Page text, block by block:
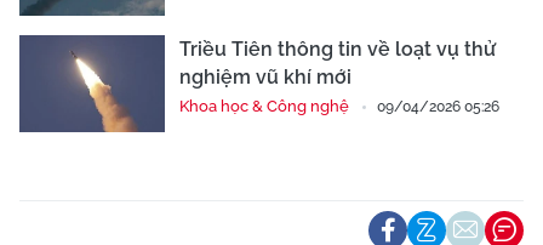
Triều Tiên thông tin về loạt vụ thử
nghiệm vũ khí mới
Khoa học & Công nghệ 09/04/2026 05:26